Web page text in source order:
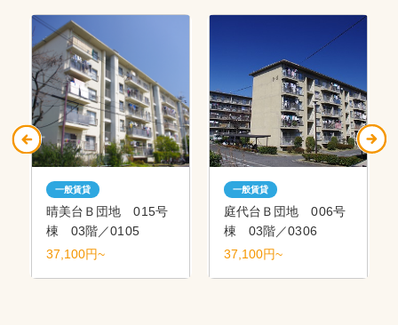
一般賃貸
晴美台Ｂ団地 015号
棟 03階／0105
37,100円~
一般賃貸
庭代台Ｂ団地 006号
棟 03階／0306
37,100円~